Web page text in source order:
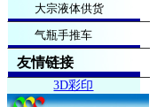
大宗液体供货
气瓶手推车
友情链接
3D彩印